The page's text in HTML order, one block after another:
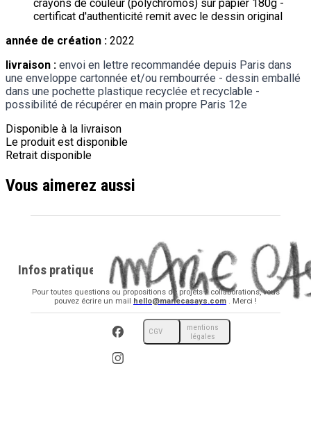
crayons de couleur (polychromos) sur papier 180g -
certificat d'authenticité remit avec le dessin original
année de création : 2022
livraison : envoi en lettre recommandée depuis Paris dans
une enveloppe cartonnée et/ou rembourrée - dessin emballé
dans une pochette plastique recyclée et recyclable -
possibilité de récupérer en main propre Paris 12e
Disponible à la livraison
Le produit est disponible
Retrait disponible
Vous aimerez aussi
Infos pratiques
Pour toutes questions ou propositions de projets / collaborations, vous
pouvez écrire un mail
hello@mariecasays.com . Merci !
mentions
légales
CGV